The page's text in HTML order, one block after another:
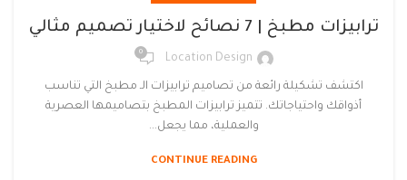
ترابيزات مطبخ | 7 نصائح لاختيار تصميم مثالي
Location Design
0
اكتشف تشكيلة رائعة من تصاميم ترابيزات الـ مطبخ التي تناسب
أذواقك واحتياجاتك. تتميز ترابيزات المطبخ بتصاميمها العصرية
والعملية، مما يجعل...
CONTINUE READING